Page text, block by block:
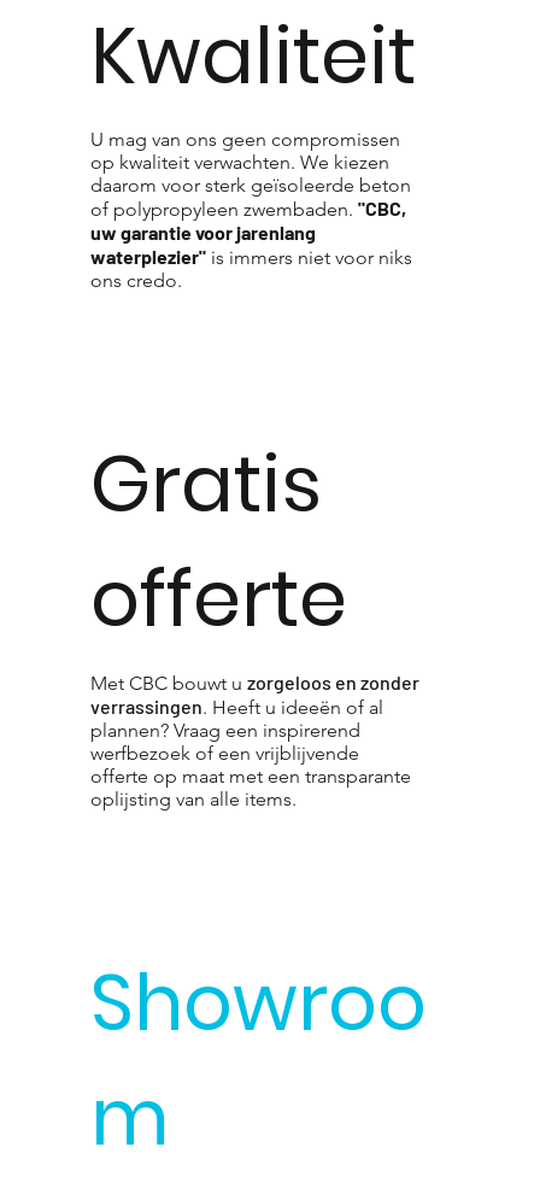
Kwaliteit
U mag van ons geen compromissen
op kwaliteit verwachten. We kiezen
daarom voor sterk geïsoleerde beton
of polypropyleen zwembaden. "CBC,
uw garantie voor jarenlang
waterplezier"is immers niet voor niks
ons credo.
Gratis
offerte
Met CBC bouwt u zorgeloos en zonder
verrassingen. Heeft u ideeën of al
plannen? Vraag een inspirerend
werfbezoek of een vrijblijvende
offerte op maat met een transparante
oplijsting van alle items.
Showroo
m